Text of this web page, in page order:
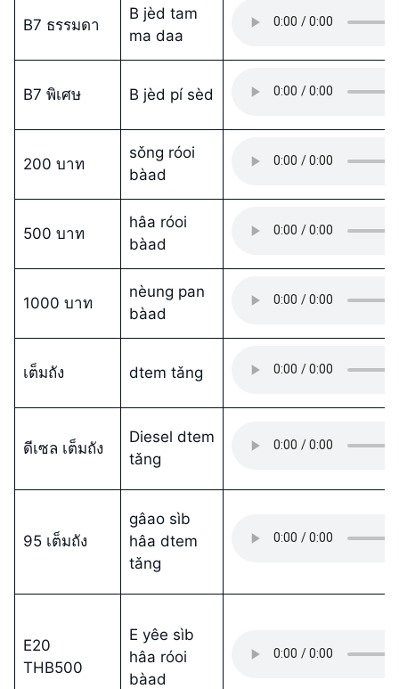
B7 ธรรมดา
B jèd tam
ma daa
B7 พิเศษ B jèd pí sèd
200 บาท
sǒng róoi
bàad
500 บาท
hâa róoi
bàad
1000 บาท
nèung pan
bàad
เต็มถัง dtem tǎng
ดีเซล เต็มถัง
Diesel dtem
tǎng
95 เต็มถัง
gâao sìb
hâa dtem
tǎng
E20
THB500
E yêe sìb
hâa róoi
bàad